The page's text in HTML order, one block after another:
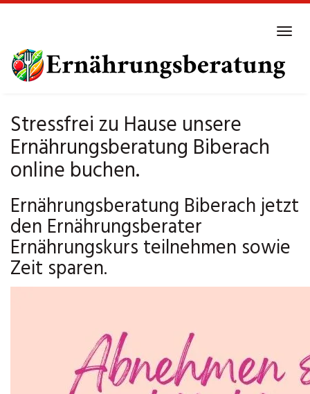
main
content
Stressfrei zu Hause unsere
Ernährungsberatung Biberach
online buchen.
Ernährungsberatung Biberach jetzt
den Ernährungsberater
Ernährungskurs teilnehmen sowie
Zeit sparen.